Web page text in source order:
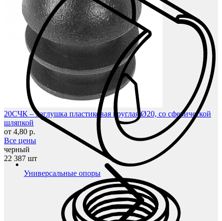
Универсальные опоры
20СЧК – Заглушка пластиковая круглая Ø20, со сферической
шляпкой
от 4,80 р.
Все цены
черный
22 387 шт